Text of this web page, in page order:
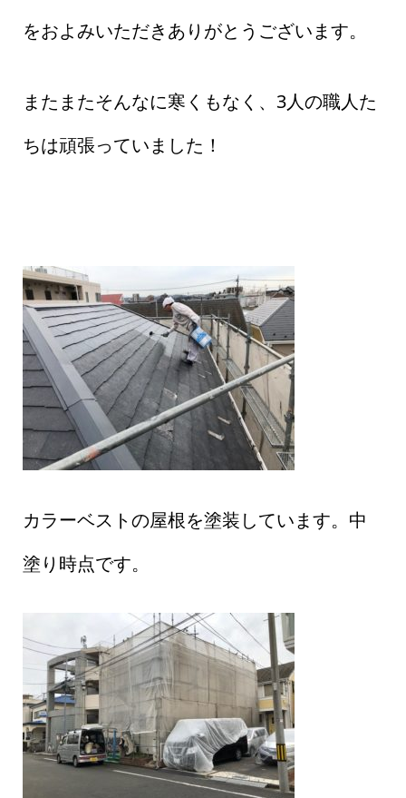
をおよみいただきありがとうございます。
またまたそんなに寒くもなく、3人の職人た
ちは頑張っていました！
カラーベストの屋根を塗装しています。中
塗り時点です。